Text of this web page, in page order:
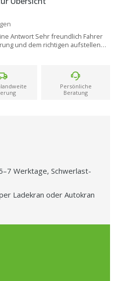
Antwort Sehr freundlich Fahrer
und dem richtigen aufstellen
Persönliche
Beratung
Werktage, Schwerlast-
Ladekran oder Autokran